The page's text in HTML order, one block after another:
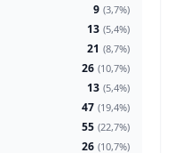
9 (3,7%)
13 (5,4%)
21 (8,7%)
26 (10,7%)
13 (5,4%)
47 (19,4%)
55 (22,7%)
26 (10,7%)